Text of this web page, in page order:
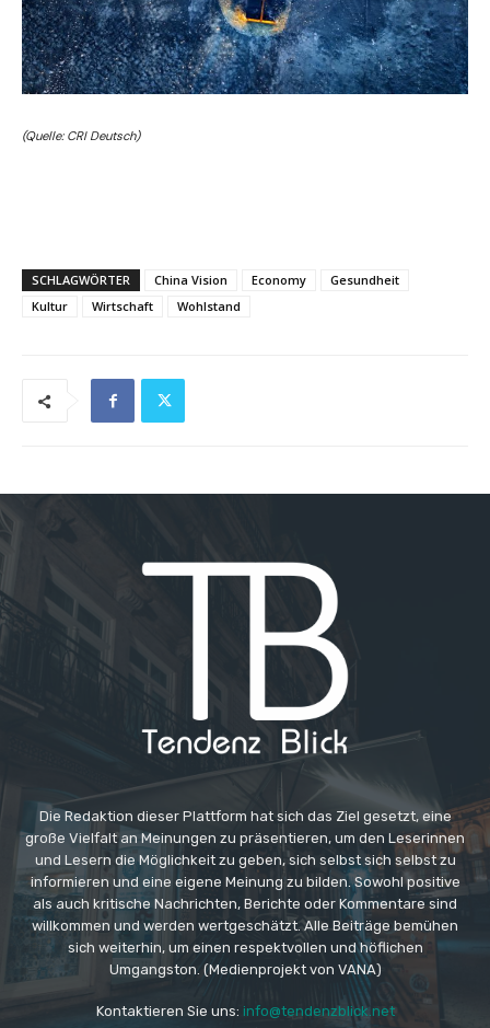
(Quelle: CRI Deutsch)
SCHLAGWÖRTER China Vision Economy
Gesundheit
Kultur
Wirtschaft Wohlstand
Die Redaktion dieser Plattform hat sich das Ziel gesetzt, eine
große Vielfalt an Meinungen zu präsentieren, um den Leserinnen
und Lesern die Möglichkeit zu geben, sich selbst sich selbst zu
informieren und eine eigene Meinung zu bilden. Sowohl positive
als auch kritische Nachrichten, Berichte oder Kommentare sind
willkommen und werden wertgeschätzt. Alle Beiträge bemühen
sich weiterhin, um einen respektvollen und höflichen
Umgangston. (Medienprojekt von VANA)
Kontaktieren Sie uns: info@tendenzblick.net